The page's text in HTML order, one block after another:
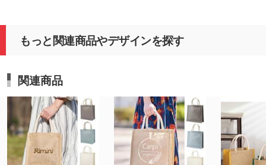
もっと関連商品やデザインを探す
関連商品